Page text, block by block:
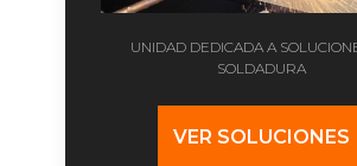
UNIDAD DEDICADA A
SOLDADURA
VER SOLUCIONES